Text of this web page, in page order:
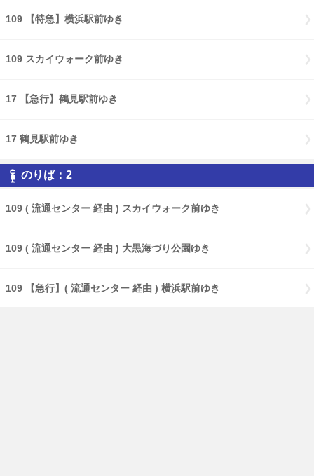
109 【特急】横浜駅前ゆき
109 スカイウォーク前ゆき
17 【急行】鶴見駅前ゆき
17 鶴見駅前ゆき
のりば：2
109 ( 流通センター 経由 ) スカイウォーク前ゆき
109 ( 流通センター 経由 ) 大黒海づり公園ゆき
109 【急行】( 流通センター 経由 ) 横浜駅前ゆき